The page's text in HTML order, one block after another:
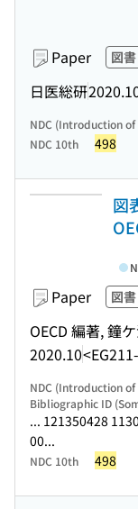
Paper 図書
日医総研
NDC (Introduction
NDC 10th 498
図
Paper 図書
OECD 編著, 鐘
2020.10
NDC (Introduction
Bibliographic ID
... 121350428 1130
00...
NDC 10th 498